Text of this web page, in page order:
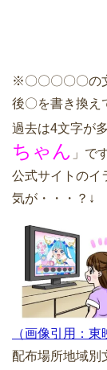
※〇〇〇〇〇の
後〇を書き換え
過去は4文字が
ちゃん 」で
公式サイトのイ
気が・・・？↓
（画像引用：東
配布場所地域別